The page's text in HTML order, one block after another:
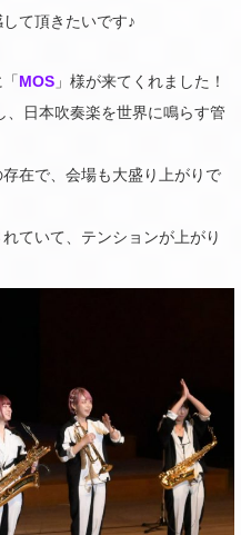
て頂きたいです♪
MOS 」様が来てくれました！
日本吹奏楽を世界に鳴らす管
在で、会場も大盛り上がりで
ていて、テンションが上がり